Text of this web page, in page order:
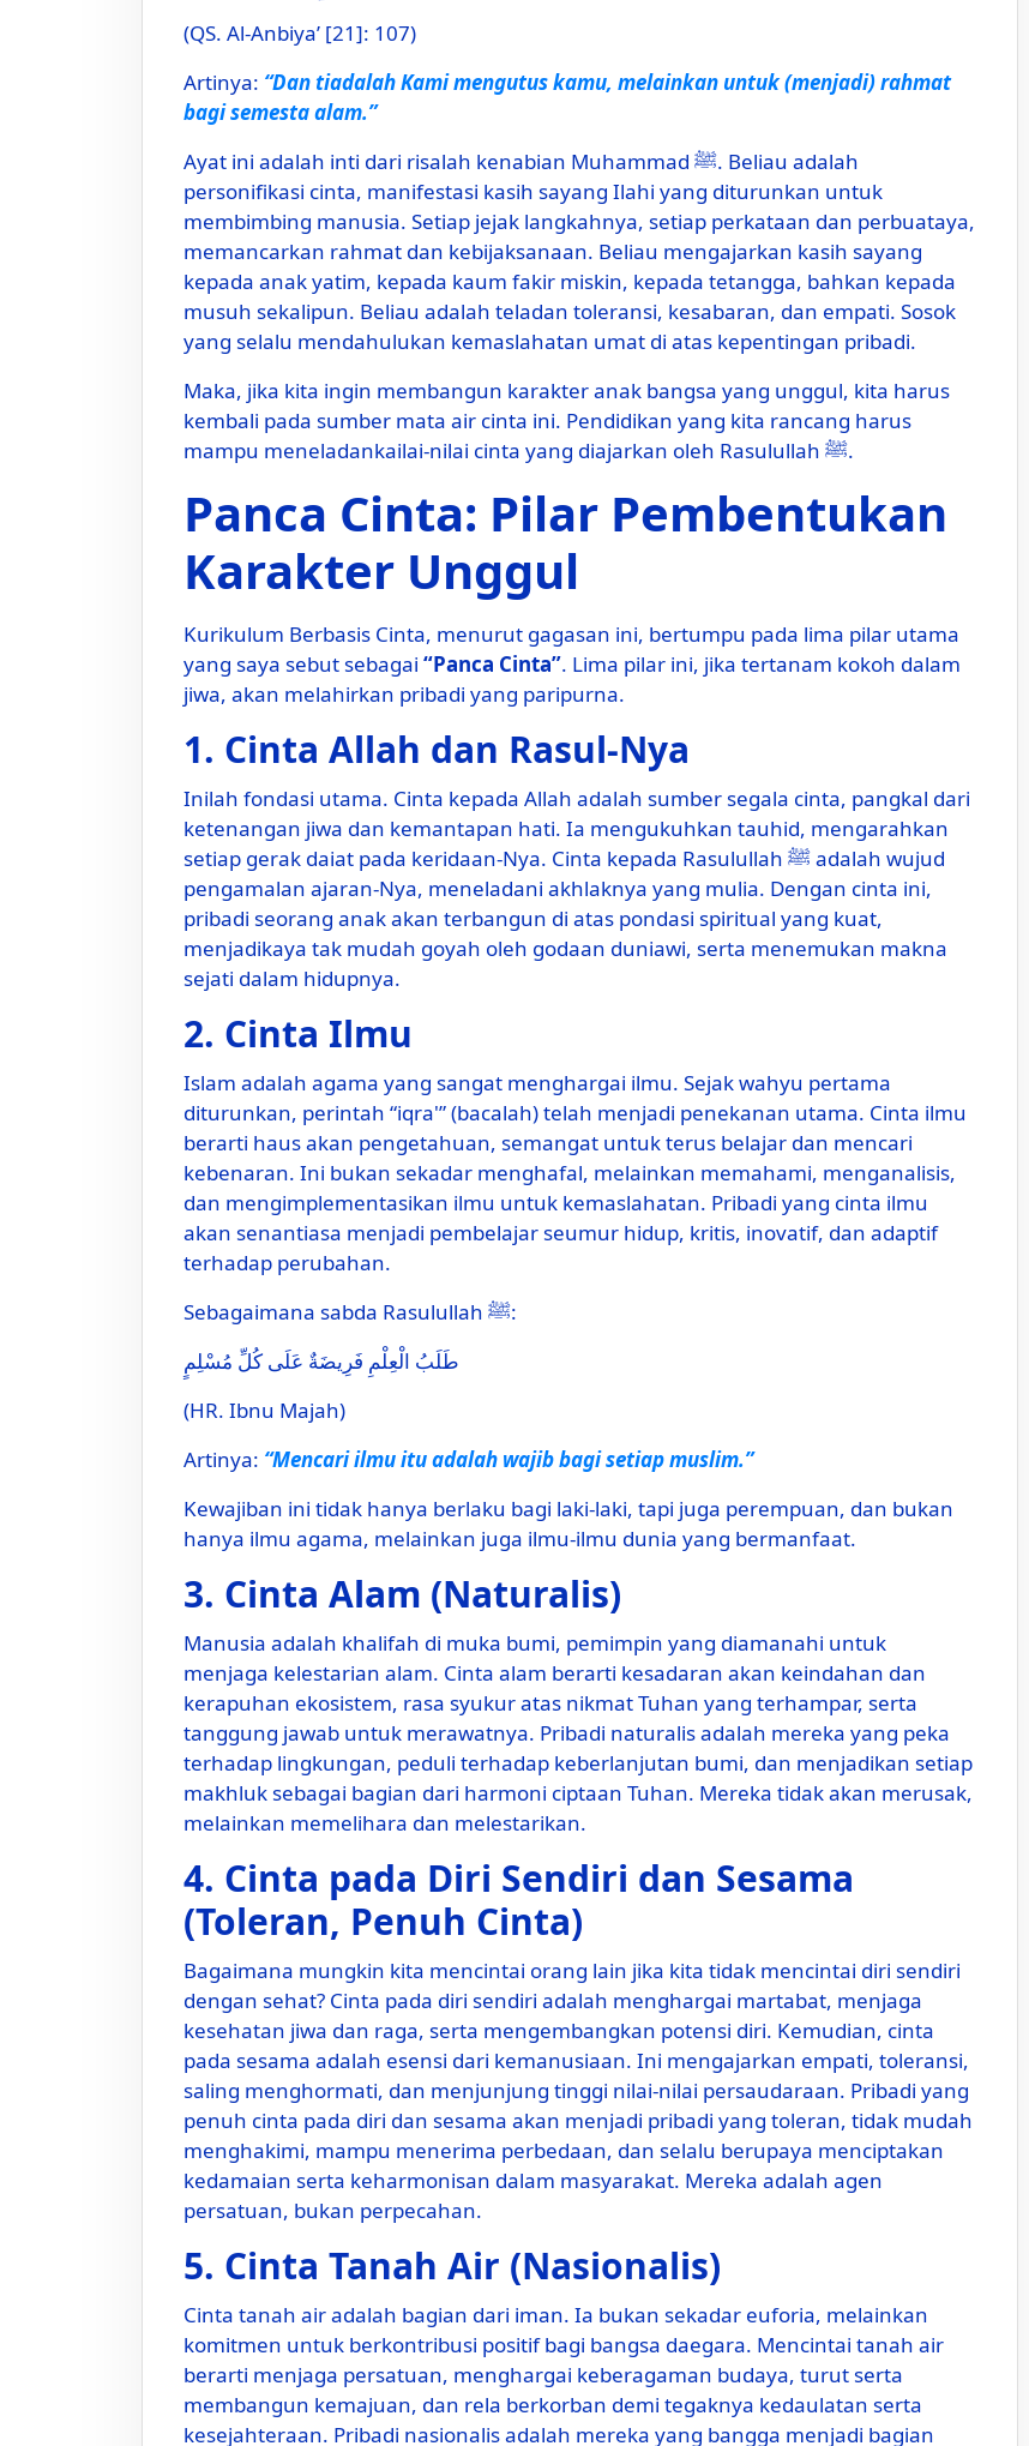
(QS. Al-Anbiya’ [21]: 107)
Artinya: “Dan tiadalah Kami mengutus kamu, melainkan untuk (menjadi) rahmat
bagi semesta alam.”
Ayat ini adalah inti dari risalah kenabian Muhammad ﷺ. Beliau adalah
personifikasi cinta, manifestasi kasih sayang Ilahi yang diturunkan untuk
membimbing manusia. Setiap jejak langkahnya, setiap perkataan dan perbuataya,
memancarkan rahmat dan kebijaksanaan. Beliau mengajarkan kasih sayang
kepada anak yatim, kepada kaum fakir miskin, kepada tetangga, bahkan kepada
musuh sekalipun. Beliau adalah teladan toleransi, kesabaran, dan empati. Sosok
yang selalu mendahulukan kemaslahatan umat di atas kepentingan pribadi.
Maka, jika kita ingin membangun karakter anak bangsa yang unggul, kita harus
kembali pada sumber mata air cinta ini. Pendidikan yang kita rancang harus
mampu meneladankailai-nilai cinta yang diajarkan oleh Rasulullah ﷺ.
Panca Cinta: Pilar Pembentukan
Karakter Unggul
Kurikulum Berbasis Cinta, menurut gagasan ini, bertumpu pada lima pilar utama
yang saya sebut sebagai “Panca Cinta”. Lima pilar ini, jika tertanam kokoh dalam
jiwa, akan melahirkan pribadi yang paripurna.
1. Cinta Allah dan Rasul-Nya
Inilah fondasi utama. Cinta kepada Allah adalah sumber segala cinta, pangkal dari
ketenangan jiwa dan kemantapan hati. Ia mengukuhkan tauhid, mengarahkan
setiap gerak daiat pada keridaan-Nya. Cinta kepada Rasulullah ﷺ adalah wujud
pengamalan ajaran-Nya, meneladani akhlaknya yang mulia. Dengan cinta ini,
pribadi seorang anak akan terbangun di atas pondasi spiritual yang kuat,
menjadikaya tak mudah goyah oleh godaan duniawi, serta menemukan makna
sejati dalam hidupnya.
2. Cinta Ilmu
Islam adalah agama yang sangat menghargai ilmu. Sejak wahyu pertama
diturunkan, perintah “iqra'” (bacalah) telah menjadi penekanan utama. Cinta ilmu
berarti haus akan pengetahuan, semangat untuk terus belajar dan mencari
kebenaran. Ini bukan sekadar menghafal, melainkan memahami, menganalisis,
dan mengimplementasikan ilmu untuk kemaslahatan. Pribadi yang cinta ilmu
akan senantiasa menjadi pembelajar seumur hidup, kritis, inovatif, dan adaptif
terhadap perubahan.
Sebagaimana sabda Rasulullah ﷺ:
طَلَبُ الْعِلْمِ فَرِيضَةٌ عَلَى كُلِّ مُسْلِمٍ
(HR. Ibnu Majah)
Artinya: “Mencari ilmu itu adalah wajib bagi setiap muslim.”
Kewajiban ini tidak hanya berlaku bagi laki-laki, tapi juga perempuan, dan bukan
hanya ilmu agama, melainkan juga ilmu-ilmu dunia yang bermanfaat.
3. Cinta Alam (Naturalis)
Manusia adalah khalifah di muka bumi, pemimpin yang diamanahi untuk
menjaga kelestarian alam. Cinta alam berarti kesadaran akan keindahan dan
kerapuhan ekosistem, rasa syukur atas nikmat Tuhan yang terhampar, serta
tanggung jawab untuk merawatnya. Pribadi naturalis adalah mereka yang peka
terhadap lingkungan, peduli terhadap keberlanjutan bumi, dan menjadikan setiap
makhluk sebagai bagian dari harmoni ciptaan Tuhan. Mereka tidak akan merusak,
melainkan memelihara dan melestarikan.
4. Cinta pada Diri Sendiri dan Sesama
(Toleran, Penuh Cinta)
Bagaimana mungkin kita mencintai orang lain jika kita tidak mencintai diri sendiri
dengan sehat? Cinta pada diri sendiri adalah menghargai martabat, menjaga
kesehatan jiwa dan raga, serta mengembangkan potensi diri. Kemudian, cinta
pada sesama adalah esensi dari kemanusiaan. Ini mengajarkan empati, toleransi,
saling menghormati, dan menjunjung tinggi nilai-nilai persaudaraan. Pribadi yang
penuh cinta pada diri dan sesama akan menjadi pribadi yang toleran, tidak mudah
menghakimi, mampu menerima perbedaan, dan selalu berupaya menciptakan
kedamaian serta keharmonisan dalam masyarakat. Mereka adalah agen
persatuan, bukan perpecahan.
5. Cinta Tanah Air (Nasionalis)
Cinta tanah air adalah bagian dari iman. Ia bukan sekadar euforia, melainkan
komitmen untuk berkontribusi positif bagi bangsa daegara. Mencintai tanah air
berarti menjaga persatuan, menghargai keberagaman budaya, turut serta
membangun kemajuan, dan rela berkorban demi tegaknya kedaulatan serta
kesejahteraan. Pribadi nasionalis adalah mereka yang bangga menjadi bagian